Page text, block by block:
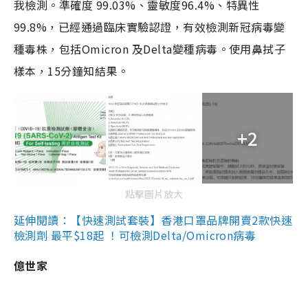
我檢測。準確度 99.03%、靈敏度96.4%、特異性
99.8%，已經通過臨床實驗認證，有效檢測新冠病毒變
種毒株，包括Omicron 及Delta變種病毒。使用鼻拭子
樣本，15分鐘知結果。
+2
點擊圖片放大
延伸閱讀：【快速測試套裝】香港口罩品牌開賣2款快速
檢測劑 最平$18起 ！可檢測Delta/Omicron病毒
億世家